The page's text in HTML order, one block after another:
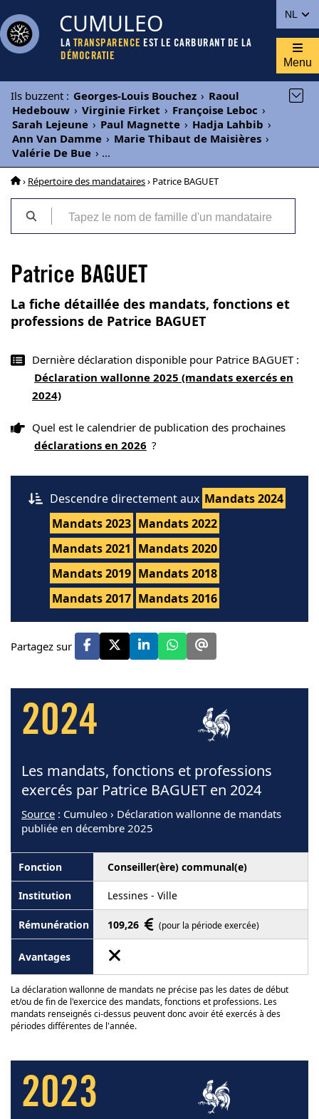
NL
CUMULEO
LA TRANSPARENCE EST LE CARBURANT DE LA
DÉMOCRATIE
Menu
Ils buzzent : Georges-Louis Bouchez › Raoul
Hedebouw › Virginie Firket › Françoise Leboc ›
Sarah Lejeune › Paul Magnette › Hadja Lahbib ›
Ann Van Damme › Marie Thibaut de Maisières ›
Valérie De Bue › ...
› Répertoire des mandataires› Patrice BAGUET
Patrice BAGUET
La fiche détaillée des mandats, fonctions et
professions de Patrice BAGUET
Dernière déclaration disponible pour Patrice BAGUET :
Déclaration wallonne 2025 (mandats exercés en
2024)
Quel est le calendrier de publication des prochaines
déclarations en 2026 ?
Descendre directement aux Mandats 2024
Mandats 2023 Mandats 2022
Mandats 2021 Mandats 2020
Mandats 2019 Mandats 2018
Mandats 2017 Mandats 2016
Partagez sur
2024
Les mandats, fonctions et professions
exercés par Patrice BAGUET en 2024
Source : Cumuleo › Déclaration wallonne de mandats
publiée en décembre 2025
Conseiller(ère) communal(e)
Lessines - Ville
109,26 (pour la période exercée)
La déclaration wallonne de mandats ne précise pas les dates de début
et/ou de fin de l'exercice des mandats, fonctions et professions. Les
mandats renseignés ci-dessus peuvent donc avoir été exercés à des
périodes différentes de l'année.
2023